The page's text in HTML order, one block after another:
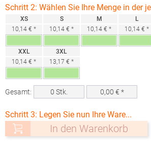
Schritt 2: Wählen Sie Ihre Menge in der
XS
10,14 € *
S
10,14 € *
M
10,14 € *
L
10,14 € *
XXL
10,14 € *
3XL
13,17 € *
Gesamt: 0 Stk. 0,00 € *
Schritt 3: Legen Sie nun Ihre Ware...
In den Warenkorb